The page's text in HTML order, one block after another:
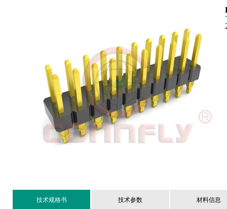
技术规格书 技术参数 材料信息